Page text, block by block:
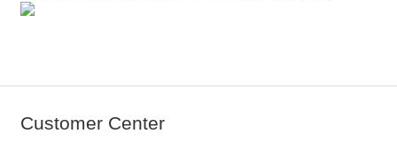
Customer Center